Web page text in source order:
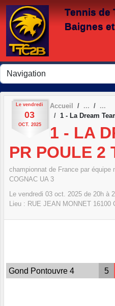
Tennis de
Baignes
Le vendredi
03
OCT. 2025
Accueil
1 - La Dream
1 - LA
PR POULE 2
championnat de France par équipe
COGNAC UA 3
Le vendredi 03 oct. 2025 de 20h à
Lieu : RUE JEAN MONNET 16100
Gond Pontouvre 4 5
Panneau de gestion des cookies